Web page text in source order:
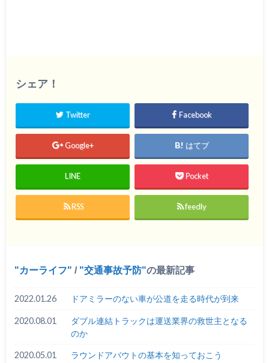
シェア！
Twitter Facebook
Google+ はてブ
LINE Pocket
RSS feedly
カーライフ / 交通事故予防 の最新記事
2022.01.26 ドアミラーのない車が公道を走る時代が到来
2020.08.01
ダブル連結トラックは運送業界の救世主となる
のか
2020.05.01 ラウンドアバウトの基本を知っておこう